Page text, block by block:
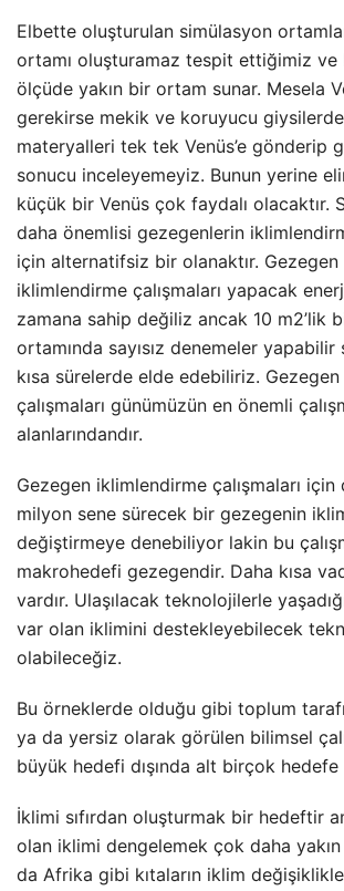
Elbette oluşturulan simülasyon
ortamı oluşturamaz tespit ettiğimiz ve
ölçüde yakın bir ortam sunar. Mesela
gerekirse mekik ve koruyucu
materyalleri tek tek Venüs’e gönderip
sonucu inceleyemeyiz. Bunun yerine
küçük bir Venüs çok faydalı olacaktır.
daha önemlisi gezegenlerin
için alternatifsiz bir olanaktır.
iklimlendirme çalışmaları yapacak
zamana sahip değiliz ancak 10 m2’lik
ortamında sayısız denemeler yapabilir
kısa sürelerde elde edebiliriz.
çalışmaları günümüzün en önemli
alanlarındandır.
Gezegen iklimlendirme çalışmaları
milyon sene sürecek bir gezegenin
değiştirmeye denebiliyor lakin bu
makrohedefi gezegendir. Daha kısa
vardır. Ulaşılacak teknolojilerle
var olan iklimini destekleyebilecek
olabileceğiz.
Bu örneklerde olduğu gibi toplum
ya da yersiz olarak görülen bilimsel
büyük hedefi dışında alt birçok hedefe
İklimi sıfırdan oluşturmak bir hedeftir
olan iklimi dengelemek çok daha
da Afrika gibi kıtaların iklim